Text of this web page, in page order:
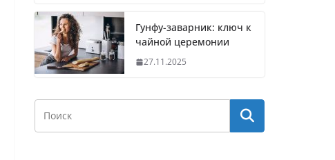
Гунфу-заварник: ключ к
чайной церемонии
27.11.2025